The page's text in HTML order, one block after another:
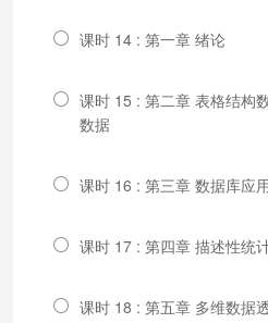
课时 14 : 第一章 绪论
课时 15 : 第二章 表格结构
数据
课时 16 : 第三章 数据库应
课时 17 : 第四章 描述性统
课时 18 : 第五章 多维数据